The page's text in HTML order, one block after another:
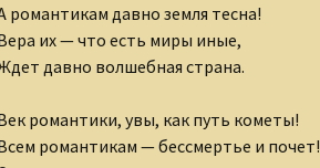
Тырышкина
романтикам давно земля тесна!
их — что есть миры иные,
давно волшебная страна.
романтики, увы, как путь кометы!
романтикам — бессмертье и почет!